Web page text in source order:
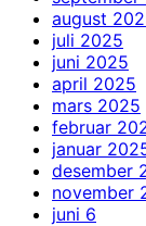
august
juli 2025
juni 2025
april 2025
mars 2025
februar
januar
desember
november
juni 6